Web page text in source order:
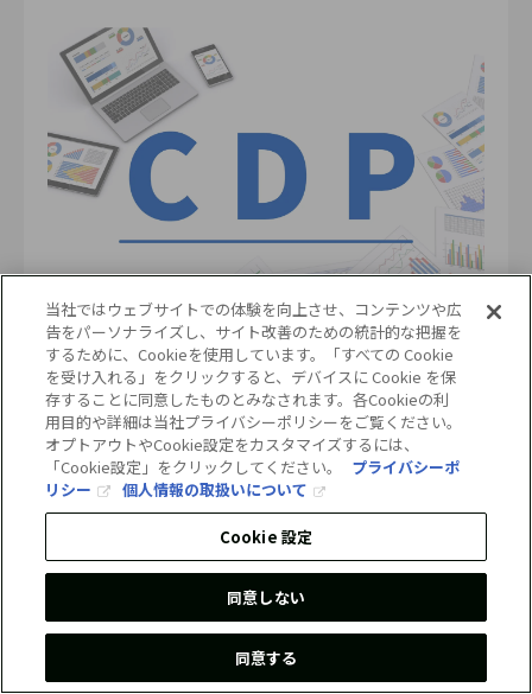
2025.08.26ソリューション｜可視化
CDPとは？企業が取り組むメリットと日本企業の回
答状況を徹底解説
脱炭素社会 脱炭素経営 企業の取り組み
コラム
サステナビリティ
当社ではウェブサイトでの体験を向上させ、コンテンツや広
告をパーソナライズし、サイト改善のための統計的な把握を
するために、Cookieを使用しています。「すべての Cookie
を受け入れる」をクリックすると、デバイスに Cookie を保
存することに同意したものとみなされます。各Cookieの利
用目的や詳細は当社プライバシーポリシーをご覧ください。
オプトアウトやCookie設定をカスタマイズするには、
「Cookie設定」をクリックしてください。
プライバシーポ
リシー
個人情報の取扱いについて
Cookie 設定
同意しない
同意する